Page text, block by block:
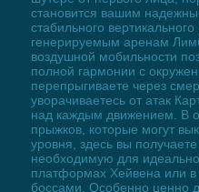
становится вашим
стабильного
генерируемым аренам
воздушной мобильности
полной гармонии с
перепрыгиваете через
уворачиваетесь от атак
над каждым движением. В
прыжков, которые могут
уровня, здесь вы получаете
необходимую для
платформах Хейвена или в
боссами. Особенно ценно